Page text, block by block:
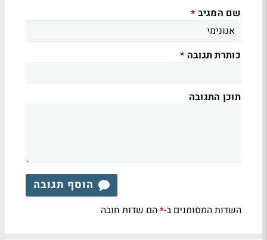
שם המגיב *
כותרת תגובה *
תוכן התגובה
הוסף תגובה
השדות המסומנים ב-*הם שדות חובה